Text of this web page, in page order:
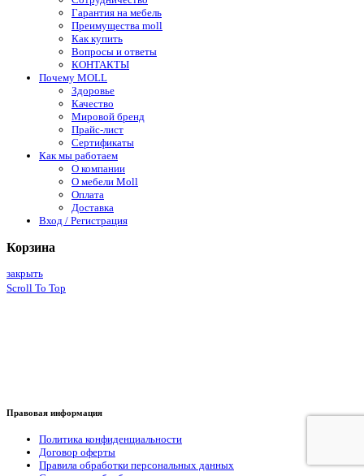
Гарантия на мебель
Преимущества moll
Как купить
Вопросы и ответы
КОНТАКТЫ
Почему MOLL
Здоровье
Качество
Мировой бренд
Прайс-лист
Сертификаты
Как мы работаем
О компании
О мебели Moll
Оплата
Доставка
Вход / Регистрация
Корзина
закрыть
Scroll To Top
Правовая информация
Политика конфиденциальности
Договор оферты
Правила обработки персональных данных